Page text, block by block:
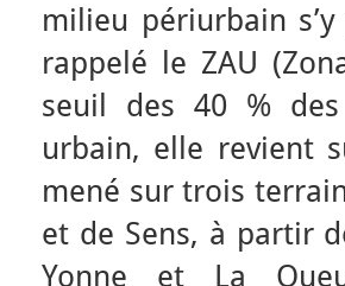
milieu périurbain
rappelé le ZAU
seuil des 40 %
urbain, elle revient
mené sur trois
et de Sens, à partir
Yonne et La